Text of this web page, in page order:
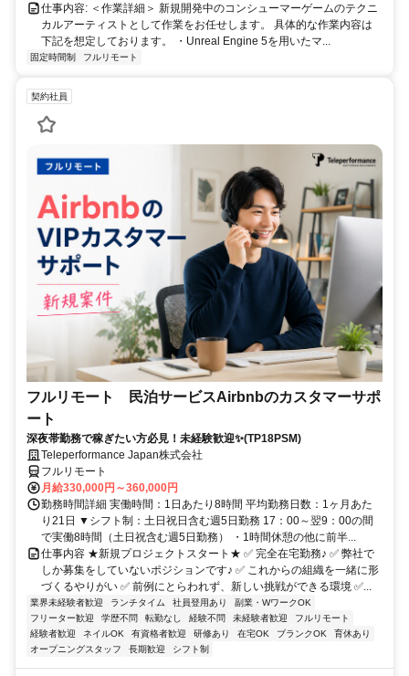
仕事内容: ＜作業詳細＞ 新規開発中のコンシューマーゲームのテクニ
カルアーティストとして作業をお任せします。 具体的な作業内容は
下記を想定しております。 ・Unreal Engine 5を用いたマ...
固定時間制 フルリモート
契約社員
フルリモート 民泊サービスAirbnbのカスタマーサポ
ート
深夜帯勤務で稼ぎたい方必見！未経験歓迎✨(TP18PSM)
Teleperformance Japan株式会社
フルリモート
月給330,000円～360,000円
勤務時間詳細 実働時間：1日あたり8時間 平均勤務日数：1ヶ月あた
り21日 ▼シフト制：土日祝日含む週5日勤務 17：00～翌9：00の間
で実働8時間（土日祝含む週5日勤務） ・1時間休憩の他に前半...
仕事内容 ★新規プロジェクトスタート★ ✅ 完全在宅勤務♪ ✅ 弊社で
しか募集をしていないポジションです♪ ✅ これからの組織を一緒に形
づくるやりがい ✅ 前例にとらわれず、新しい挑戦ができる環境 ✅...
業界未経験者歓迎 ランチタイム 社員登用あり
副業・WワークOK
フリーター歓迎
学歴不問 転勤なし 経験不問 未経験者歓迎
フルリモート
経験者歓迎
ネイルOK 有資格者歓迎 研修あり 在宅OK ブランクOK
育休あり
オープニングスタッフ
長期歓迎 シフト制